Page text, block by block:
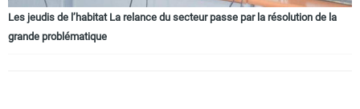
Les jeudis de l’habitat La relance du secteur passe par la résolution de la
grande problématique